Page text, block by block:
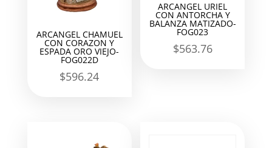
ARCANGEL CHAMUEL
CON CORAZON Y
ESPADA ORO VIEJO-
FOG022D
$596.24
ARCANGEL URIEL
CON ANTORCHA Y
BALANZA MATIZADO-
FOG023
$563.76